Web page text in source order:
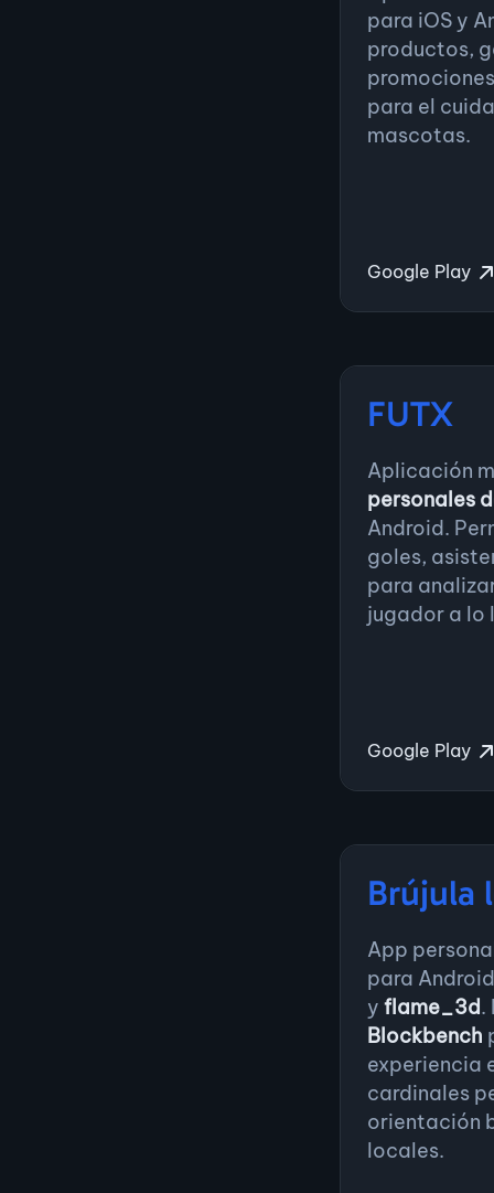
Ver en Google Play
FUTX LLC
personales
Gestión de
Ver en Google Play
Financiera
Analista
Noviembre
Desarrollo
utilizando
entornos
Integración
Múltiples
Febrero 2022 —
Grupo
para iOS y
productos,
para el
mascotas.
Google Play
FUTX
Aplicación
personales
Android.
goles,
para
jugador a lo
Google Play
Brújula
App
para
y flame_3d.
Blockbench
experiencia
cardinales
orientación
locales.